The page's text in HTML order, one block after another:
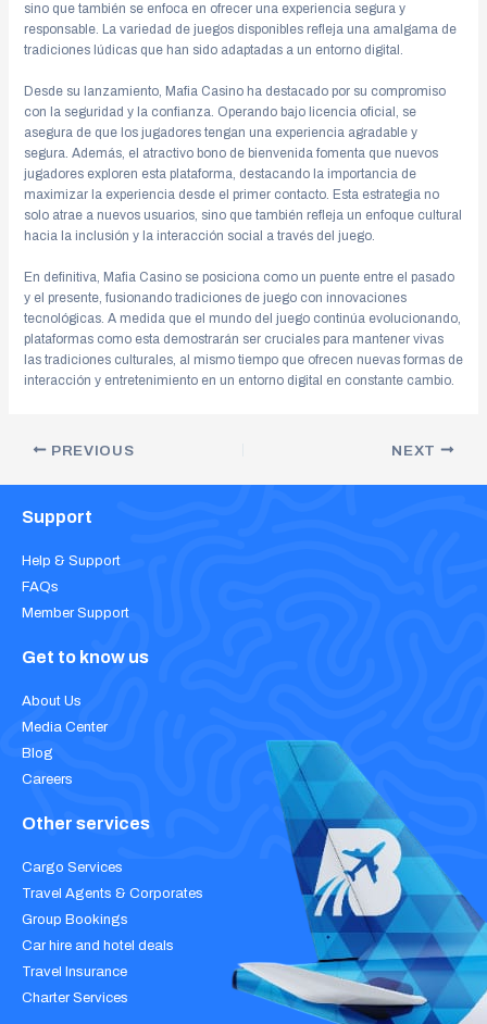
sino que también se enfoca en ofrecer una experiencia segura y
responsable. La variedad de juegos disponibles refleja una amalgama de
tradiciones lúdicas que han sido adaptadas a un entorno digital.
Desde su lanzamiento, Mafia Casino ha destacado por su compromiso
con la seguridad y la confianza. Operando bajo licencia oficial, se
asegura de que los jugadores tengan una experiencia agradable y
segura. Además, el atractivo bono de bienvenida fomenta que nuevos
jugadores exploren esta plataforma, destacando la importancia de
maximizar la experiencia desde el primer contacto. Esta estrategia no
solo atrae a nuevos usuarios, sino que también refleja un enfoque cultural
hacia la inclusión y la interacción social a través del juego.
En definitiva, Mafia Casino se posiciona como un puente entre el pasado
y el presente, fusionando tradiciones de juego con innovaciones
tecnológicas. A medida que el mundo del juego continúa evolucionando,
plataformas como esta demostrarán ser cruciales para mantener vivas
las tradiciones culturales, al mismo tiempo que ofrecen nuevas formas de
interacción y entretenimiento en un entorno digital en constante cambio.
PREVIOUS NEXT
Support
Help & Support
FAQs
Member Support
Get to know us
About Us
Media Center
Blog
Careers
Other services
Cargo Services
Travel Agents & Corporates
Group Bookings
Car hire and hotel deals
Travel Insurance
Charter Services